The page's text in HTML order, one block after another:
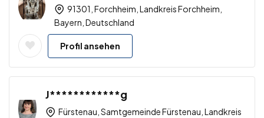
91301, Forchheim, Landkreis Forchheim,
Bayern, Deutschland
Profil ansehen
J************g
Fürstenau, Samtgemeinde Fürstenau, Landkreis